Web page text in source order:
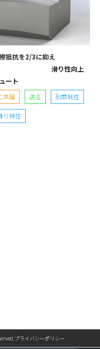
抵抗を2/3に抑え
滑り性向上
ート
具鋼 送る 耐摩耗性
り特性
プライバシーポリシー